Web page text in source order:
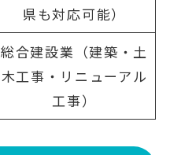
県も対応可能）
総合建設業（建築・土
木工事・リニューアル
工事）